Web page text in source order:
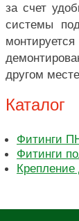
за счет
системы
другом
Каталог
Фитинги
Фитинги
Крепление